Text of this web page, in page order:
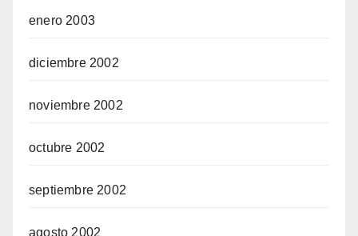
enero 2003
diciembre 2002
noviembre 2002
octubre 2002
septiembre 2002
agosto 2002